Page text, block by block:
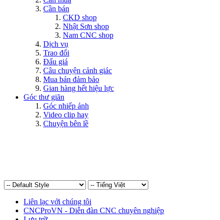
Cần bán
CKD shop
Nhật Sơn shop
Nam CNC shop
Dịch vụ
Trao đổi
Đấu giá
Câu chuyện cảnh giác
Mua bán đảm bảo
Gian hàng hết hiệu lực
Góc thư giãn
Góc nhiếp ảnh
Video clip hay
Chuyện bên lề
Liên lạc với chúng tôi
CNCProVN - Diễn đàn CNC chuyên nghiệp